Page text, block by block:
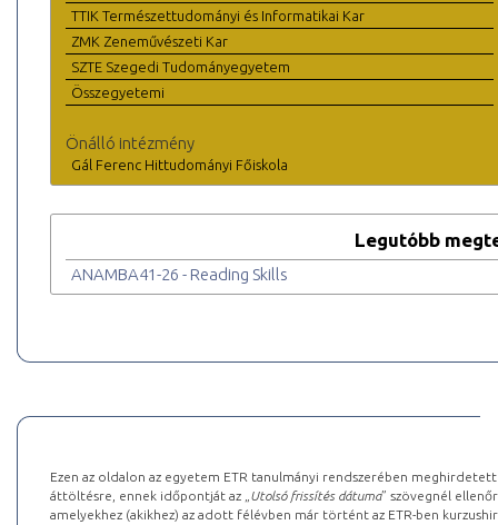
TTIK Természettudományi és Informatikai Kar
ZMK Zeneművészeti Kar
SZTE Szegedi Tudományegyetem
Összegyetemi
Önálló intézmény
Gál Ferenc Hittudományi Főiskola
Legutóbb
ANAMBA41-26 - Reading Skills
Ezen az oldalon az egyetem ETR tanulmányi rendszerében
áttöltésre, ennek időpontját az „ Utolsó frissítés dátuma” szövegnél
amelyekhez (akikhez) az adott félévben már történt az ETR-ben